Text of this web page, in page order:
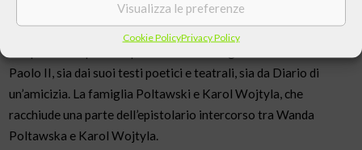
Visualizza le preferenze
Cookie PolicyPrivacy Policy
L’epilogo è il tempo del bilancio, con Lolek ormai diventato
realmente “grande”.
Paolo II, sia dai suoi testi poetici e teatrali, sia da Diario di
un’amicizia. La famiglia Poltawski e Karol Wojtyla, che
racchiude una parte dell’epistolario intercorso tra Wanda
Poltawska e Karol Wojtyla.